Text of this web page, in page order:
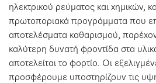
ηλεκτρικού ρεύματος και χημικών,
πρωτοποριακά προγράμματα που
αποτελέσματα καθαρισμού,
καλύτερη δυνατή φροντίδα στα
αποτελείται το φορτίο. Οι
προσφέρουμε υποστηρίζουν τις